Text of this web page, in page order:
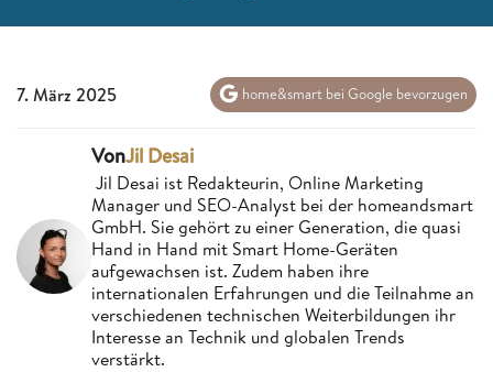
7. März 2025 home&smart bei Google bevorzugen
VonJil Desai
Jil Desai ist Redakteurin, Online Marketing
Manager und SEO-Analyst bei der homeandsmart
GmbH. Sie gehört zu einer Generation, die quasi
Hand in Hand mit Smart Home-Geräten
aufgewachsen ist. Zudem haben ihre
internationalen Erfahrungen und die Teilnahme an
verschiedenen technischen Weiterbildungen ihr
Interesse an Technik und globalen Trends
verstärkt.